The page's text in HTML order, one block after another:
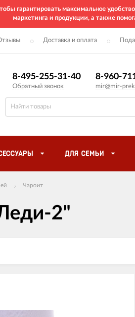
гарантировать максимальное
маркетинга и продукции, а также
Доставка и оплата
8-495-255-31-40
Обратный звонок
8-960-
mir@mir-
ДЛЯ СЕМЬИ
Чароит
2"